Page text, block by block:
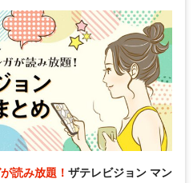
読み放題！ ザテレビジョン マン